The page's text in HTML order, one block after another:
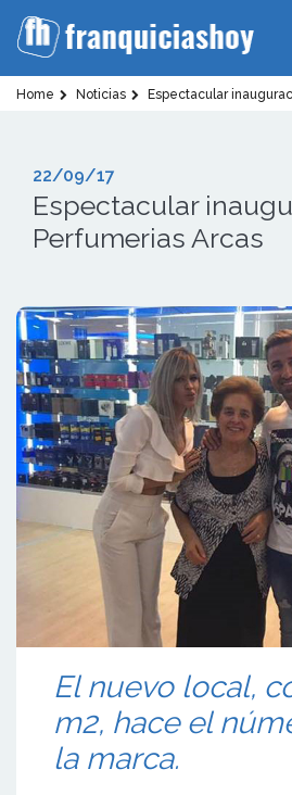
Home Noticias Espectacular
22/09/17
Espectacular
Perfumerias Arcas
El nuevo local,
m2, hace el
la marca.